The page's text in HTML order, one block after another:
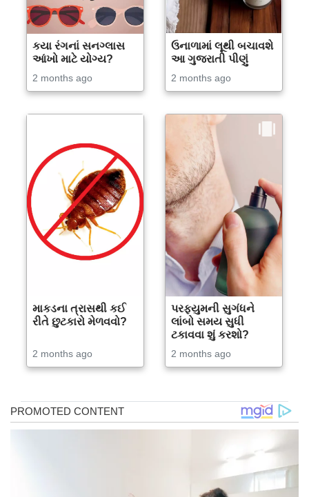
કયા રંગનાં સનગ્લાસ
આંખો માટે યોગ્ય?
2 months ago
ઉનાળામાં લૂથી બચાવશે
આ ગુજરાતી પીણું
2 months ago
માકડના ત્રાસથી કઈ
રીતે છુટકારો મેળવવો?
2 months ago
પરફ્યુમની સુગંધને
લાંબો સમય સુધી
ટકાવવા શું કરશો?
2 months ago